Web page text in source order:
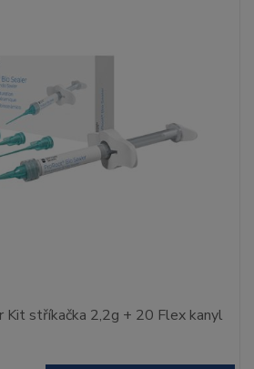
Kit stříkačka 2,2g + 20 Flex kanyl